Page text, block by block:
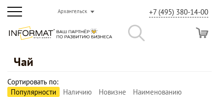
Архангельск +7 (495) 380-14-00
Чай
Сортировать по:
Популярности
Наличию Новизне
Наименованию